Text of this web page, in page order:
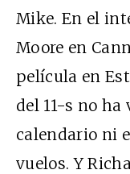
Mike. En el
Moore en
película en
del 11-s no ha
calendario ni
vuelos. Y